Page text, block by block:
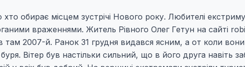
хто оби­рає місцем зустрічі Нового року. Любителі
враженнями. Житель Рівного Олег Гетун на сайті
там 2007-й. Ранок 31 грудня видався ясним, а от коли
буря. Вітер був настільки сильний, що в його друга навіть